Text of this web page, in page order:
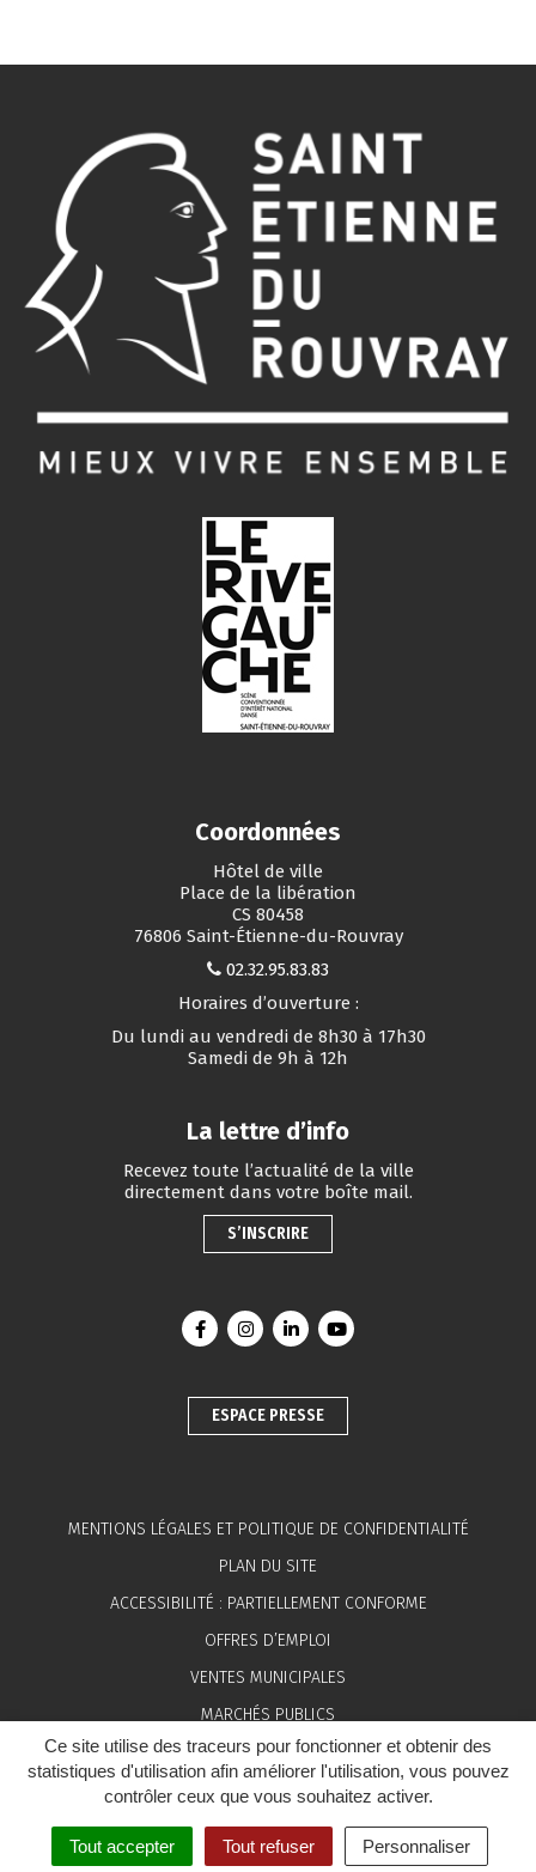
Ce site utilise des traceurs pour fonctionner et obtenir des
statistiques d'utilisation afin améliorer l'utilisation, vous pouvez
contrôler ceux que vous souhaitez activer.
Tout accepter Tout refuser Personnaliser
Coordonnées
Hôtel de ville
Place de la libération
CS 80458
76806 Saint-Étienne-du-Rouvray
02.32.95.83.83
Horaires d’ouverture :
Du lundi au vendredi de 8h30 à 17h30
Samedi de 9h à 12h
La lettre d’info
Recevez toute l’actualité de la ville
directement dans votre boîte mail.
S’INSCRIRE
Lien vers le compte Facebook
Lien vers le compte Instagram
Lien vers le compte Linkedin
Lien vers la chaîne
ESPACE PRESSE
MENTIONS LÉGALES ET POLITIQUE DE CONFIDENTIALITÉ
PLAN DU SITE
ACCESSIBILITÉ : PARTIELLEMENT CONFORME
OFFRES D’EMPLOI
VENTES MUNICIPALES
MARCHÉS PUBLICS
ESPACE PRESSE